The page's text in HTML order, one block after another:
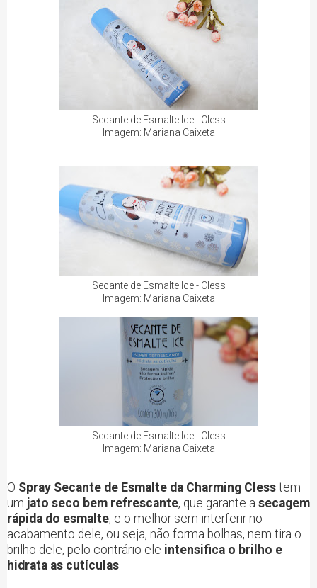
Secante de Esmalte Ice - Cless
Imagem: Mariana Caixeta
Secante de Esmalte Ice - Cless
Imagem: Mariana Caixeta
Secante de Esmalte Ice - Cless
Imagem: Mariana Caixeta
O Spray Secante de Esmalte da Charming Cless tem
um jato seco bem refrescante, que garante a secagem
rápida do esmalte, e o melhor sem interferir no
acabamento dele, ou seja, não forma bolhas, nem tira o
brilho dele, pelo contrário ele intensifica o brilho e
hidrata as cutículas